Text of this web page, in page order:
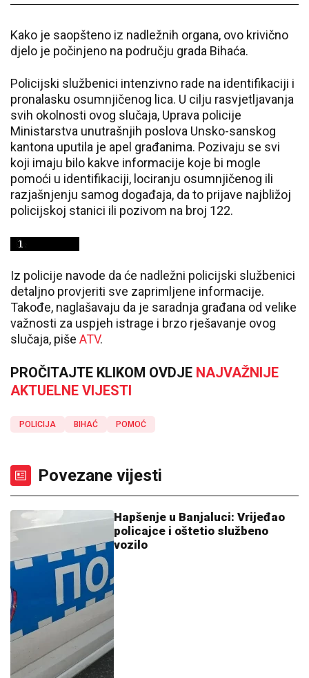
Kako je saopšteno iz nadležnih organa, ovo krivično
djelo je počinjeno na području grada Bihaća.
Policijski službenici intenzivno rade na identifikaciji i
pronalasku osumnjičenog lica. U cilju rasvjetljavanja
svih okolnosti ovog slučaja, Uprava policije
Ministarstva unutrašnjih poslova Unsko-sanskog
kantona uputila je apel građanima. Pozivaju se svi
koji imaju bilo kakve informacije koje bi mogle
pomoći u identifikaciji, lociranju osumnjičenog ili
razjašnjenju samog događaja, da to prijave najbližoj
policijskoj stanici ili pozivom na broj 122.
Iz policije navode da će nadležni policijski službenici
detaljno provjeriti sve zaprimljene informacije.
Takođe, naglašavaju da je saradnja građana od velike
važnosti za uspjeh istrage i brzo rješavanje ovog
slučaja, piše ATV.
PROČITAJTE KLIKOM OVDJE NAJVAŽNIJE
AKTUELNE VIJESTI
POLICIJA BIHAĆ POMOĆ
Povezane vijesti
Hapšenje u Banjaluci: Vrijeđao
policajce i oštetio službeno
vozilo